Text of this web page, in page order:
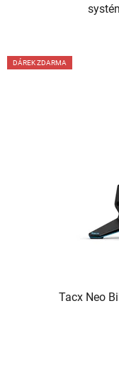
DÁREK ZDARMA
Tacx Neo